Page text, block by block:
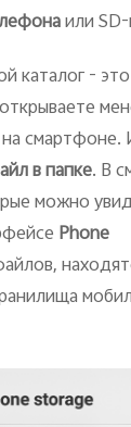
или
каталог -
смартфоне.
в папке. В
можно
Phone